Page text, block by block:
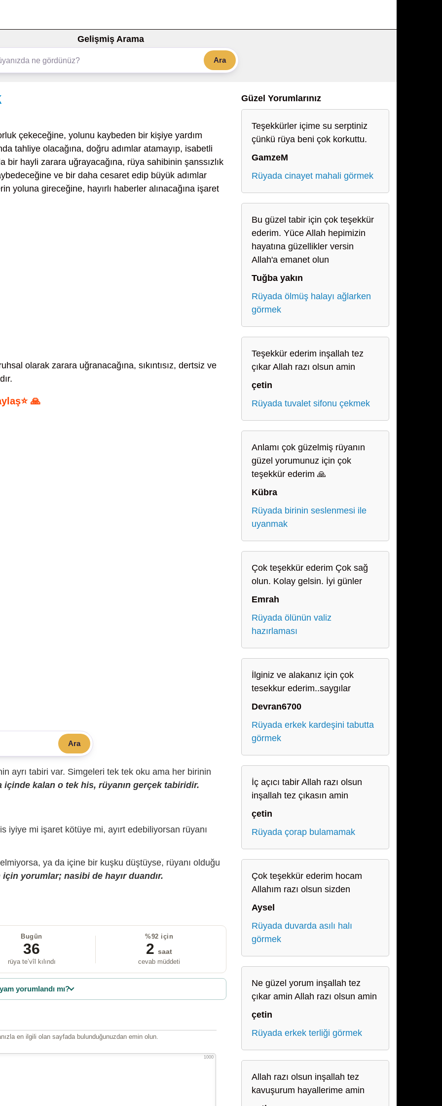
Gelişmiş Arama
Ara
çekeceğine, yolunu kaybeden bir kişiye yardım
tahliye olacağına, doğru adımlar atamayıp, isabetli
hayli zarara uğrayacağına, rüya sahibinin şanssızlık
ve bir daha cesaret edip büyük adımlar
yoluna gireceğine, hayırlı haberler alınacağına işaret
olarak zarara uğranacağına, sıkıntısız, dertsiz ve
🙏
Ara
ayrı tabiri var. Simgeleri tek tek oku ama her birinin
içinde kalan o tek his, rüyanın gerçek tabiridir.
iyiye mi işaret kötüye mi, ayırt edebiliyorsan rüyanı
ya da içine bir kuşku düştüyse, rüyanı olduğu
yorumlar; nasibi de hayır duandır.
Bugün
36
rüya te’vîl kılındı
%92 için
2 saat
cevab müddeti
yorumlandı mı?
en ilgili olan sayfada bulunduğunuzdan emin olun.
1000
Güzel Yorumlarınız
Teşekkürler içime su serptiniz
çünkü rüya beni çok korkuttu.
GamzeM
Rüyada cinayet mahali görmek
Bu güzel tabir için çok teşekkür
ederim. Yüce Allah hepimizin
hayatına güzellikler versin
Allah'a emanet olun
Tuğba yakın
Rüyada ölmüş halayı ağlarken
görmek
Teşekkür ederim inşallah tez
çıkar Allah razı olsun amin
çetin
Rüyada tuvalet sifonu çekmek
Anlamı çok güzelmiş rüyanın
güzel yorumunuz için çok
teşekkür ederim 🙏
Kübra
Rüyada birinin seslenmesi ile
uyanmak
Çok teşekkür ederim Çok sağ
olun. Kolay gelsin. İyi günler
Emrah
Rüyada ölünün valiz
hazırlaması
İlginiz ve alakanız için çok
tesekkur ederim..saygılar
Devran6700
Rüyada erkek kardeşini tabutta
görmek
İç açıcı tabir Allah razı olsun
inşallah tez çıkasın amin
çetin
Rüyada çorap bulamamak
Çok teşekkür ederim hocam
Allahım razı olsun sizden
Aysel
Rüyada duvarda asılı halı
görmek
Ne güzel yorum inşallah tez
çıkar amin Allah razı olsun amin
çetin
Rüyada erkek terliği görmek
Allah razı olsun inşallah tez
kavuşurum hayallerime amin